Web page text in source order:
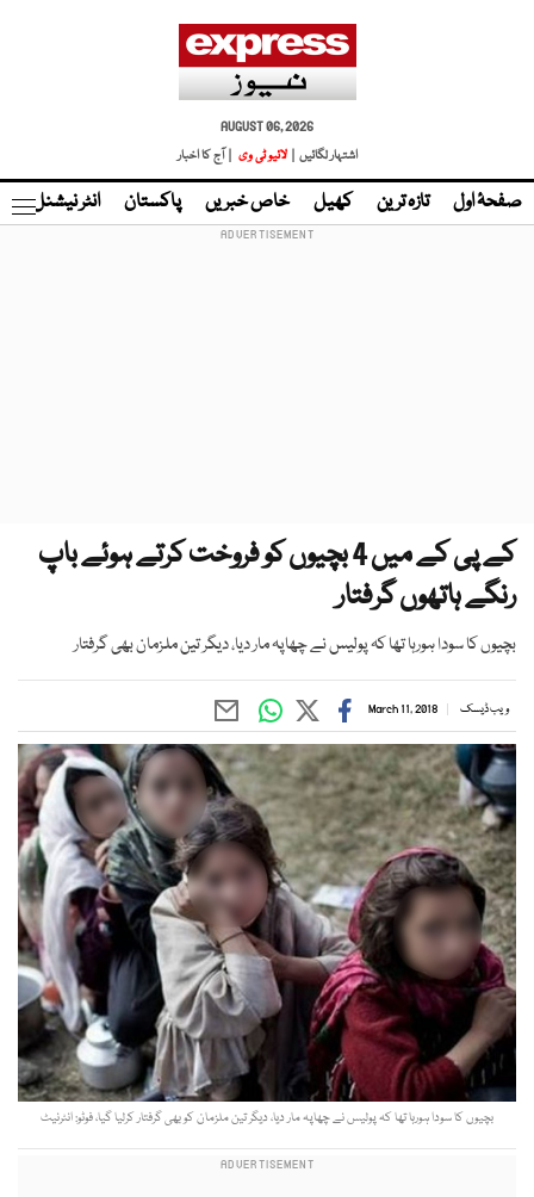
AUGUST 06, 2026
اشتہار لگائیں |
لائیو ٹی وی | آج کا اخبار
صفحۂ اول تازہ ترین کھیل خاص خبریں پاکستان انٹر نیشنل
کے پی کے میں 4 بچیوں کو فروخت کرتے ہوئے باپ
رنگے ہاتھوں گرفتار
بچیوں کا سودا ہورہا تھا کہ پولیس نے چھاپہ مار دیا، دیگر تین ملزمان بھی گرفتار
ویب ڈیسک March 11, 2018
بچیوں کا سودا ہورہا تھا کہ پولیس نے چھاپہ مار دیا، دیگر تین ملزمان کو بھی گرفتار کرلیا گیا، فوٹو: انٹرنیٹ